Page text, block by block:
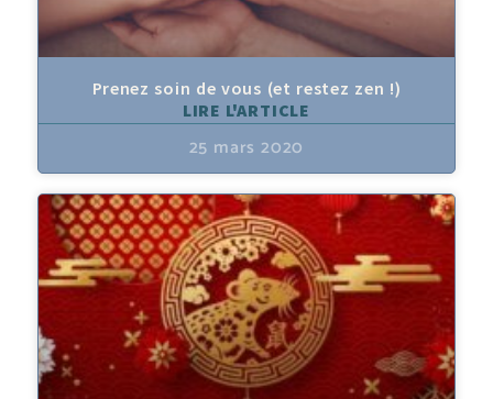
Prenez soin de vous (et restez zen !)
LIRE L'ARTICLE
25 mars 2020